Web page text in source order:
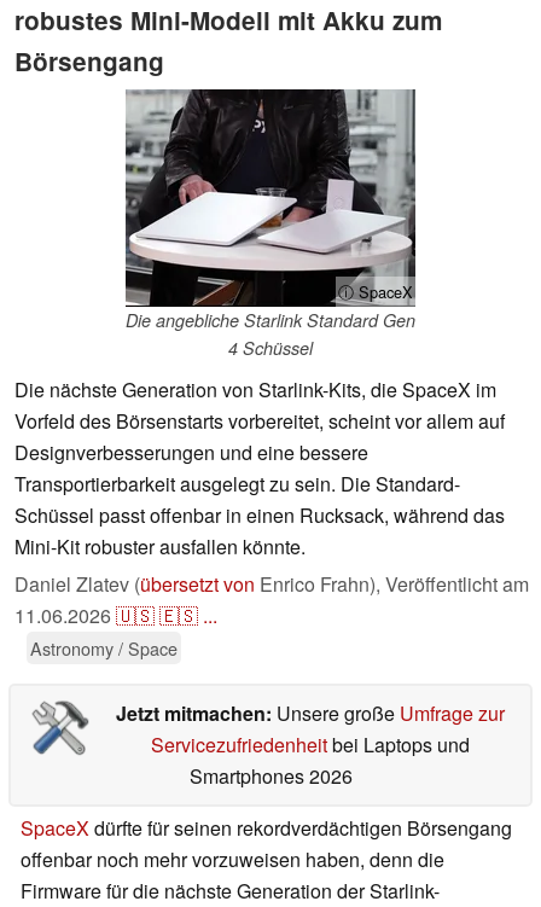
robustes Mini-Modell mit Akku zum
Börsengang
ⓘ SpaceX
Die angebliche Starlink Standard Gen
4 Schüssel
Die nächste Generation von Starlink-Kits, die SpaceX im
Vorfeld des Börsenstarts vorbereitet, scheint vor allem auf
Designverbesserungen und eine bessere
Transportierbarkeit ausgelegt zu sein. Die Standard-
Schüssel passt offenbar in einen Rucksack, während das
Mini-Kit robuster ausfallen könnte.
Daniel Zlatev (übersetzt von Enrico Frahn), Veröffentlicht am
11.06.2026🇺🇸🇪🇸 ...
Astronomy / Space
Jetzt mitmachen: Unsere große Umfrage zur
Servicezufriedenheitbei Laptops und
Smartphones 2026
SpaceXdürfte für seinen rekordverdächtigen Börsengang
offenbar noch mehr vorzuweisen haben, denn die
Firmware für die nächste Generation der Starlink-